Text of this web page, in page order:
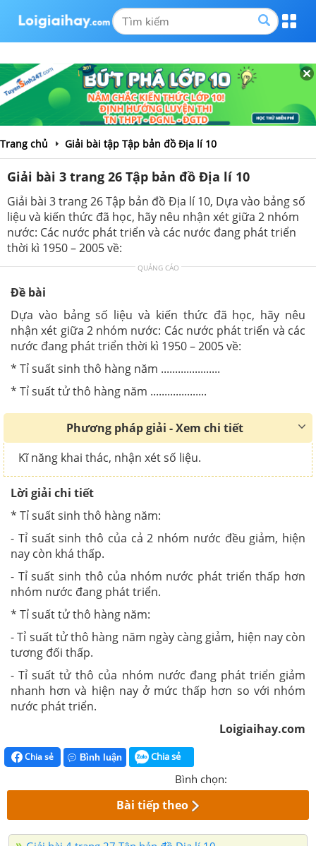
Trang chủ Giải bài tập Tập bản đồ Địa lí 10
Giải bài 3 trang 26 Tập bản đồ Địa lí 10
Giải bài 3 trang 26 Tập bản đồ Địa lí 10, Dựa vào bảng số
liệu và kiến thức đã học, hãy nêu nhận xét giữa 2 nhóm
nước: Các nước phát triển và các nước đang phát triển
thời kì 1950 – 2005 về:
QUẢNG CÁO
Đề bài
Dựa vào bảng số liệu và kiến thức đã học, hãy nêu
nhận xét giữa 2 nhóm nước: Các nước phát triển và các
nước đang phát triển thời kì 1950 – 2005 về:
* Tỉ suất sinh thô hàng năm .....................
* Tỉ suất tử thô hàng năm ....................
Phương pháp giải - Xem chi tiết
Kĩ năng khai thác, nhận xét số liệu.
Lời giải chi tiết
* Tỉ suất sinh thô hàng năm:
- Tỉ suất sinh thô của cả 2 nhóm nước đều giảm, hiện
nay còn khá thấp.
- Tỉ suất sinh thô của nhóm nước phát triển thấp hơn
nhóm nước đang phát triển.
* Tỉ suất tử thô hàng năm:
- Tỉ suất tử thô hàng năm ngày càng giảm, hiện nay còn
tương đối thấp.
- Tỉ suất tử thô của nhóm nước đang phát triển giảm
nhanh hơn và hiện nay ở mức thấp hơn so với nhóm
nước phát triển.
Loigiaihay.com
Chia sẻ Bình luận Chia sẻ
Bình chọn:
Bài tiếp theo